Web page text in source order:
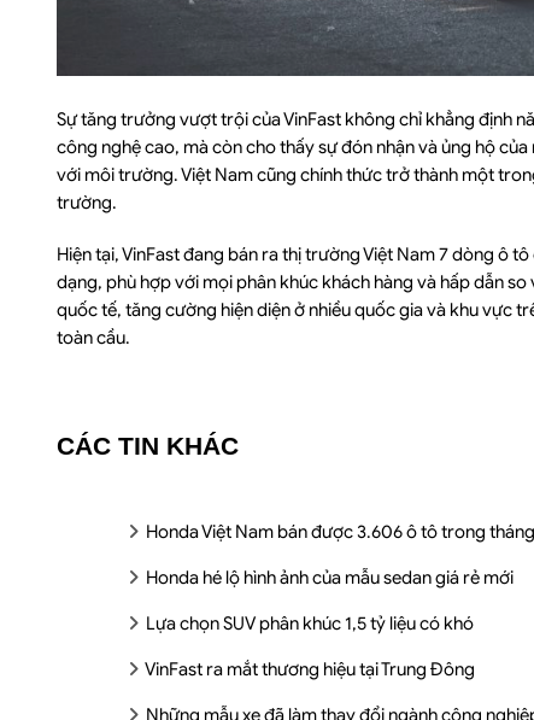
Sự tăng trưởng vượt trội của VinFast không chỉ khẳng định
công nghệ cao, mà còn cho thấy sự đón nhận và ủng hộ
với môi trường. Việt Nam cũng chính thức trở thành một
trường.
Hiện tại, VinFast đang bán ra thị trường Việt Nam 7 dòng ô
dạng, phù hợp với mọi phân khúc khách hàng và hấp dẫn
quốc tế, tăng cường hiện diện ở nhiều quốc gia và khu vực
toàn cầu.
CÁC TIN KHÁC
Honda Việt Nam bán được 3.606 ô tô trong
Honda hé lộ hình ảnh của mẫu sedan giá rẻ mới
Lựa chọn SUV phân khúc 1,5 tỷ liệu có khó
VinFast ra mắt thương hiệu tại Trung Đông
Những mẫu xe đã làm thay đổi ngành công